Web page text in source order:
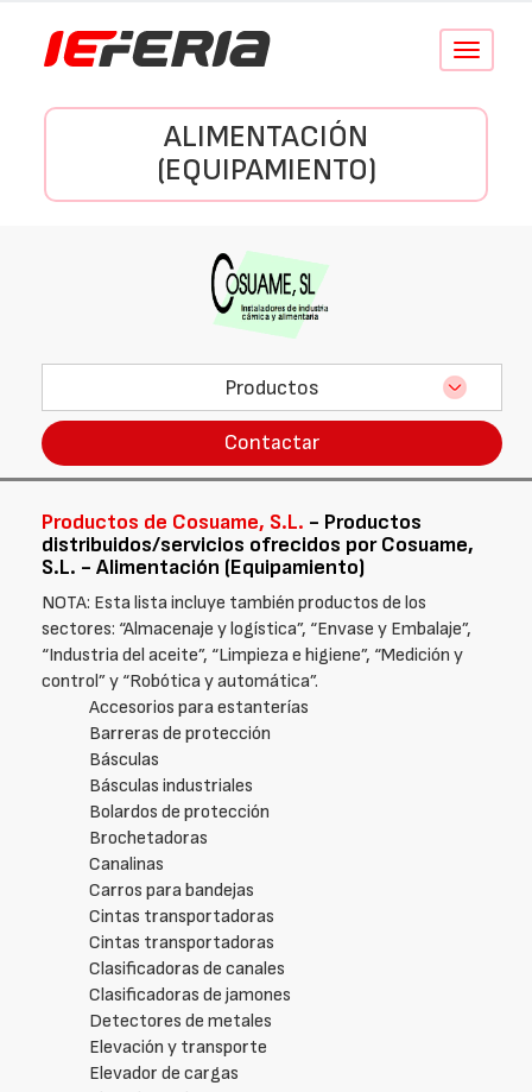
Conmutar
ALIMENTACIÓN
(EQUIPAMIENTO)
Productos
Contactar
Productos de Cosuame, S.L. - Productos
distribuidos/servicios ofrecidos por Cosuame,
S.L. - Alimentación (Equipamiento)
NOTA: Esta lista incluye también productos de los
sectores: “Almacenaje y logística”, “Envase y Embalaje”,
“Industria del aceite”, “Limpieza e higiene”, “Medición y
control” y “Robótica y automática”.
Accesorios para estanterías
Barreras de protección
Básculas
Básculas industriales
Bolardos de protección
Brochetadoras
Canalinas
Carros para bandejas
Cintas transportadoras
Cintas transportadoras
Clasificadoras de canales
Clasificadoras de jamones
Detectores de metales
Elevación y transporte
Elevador de cargas